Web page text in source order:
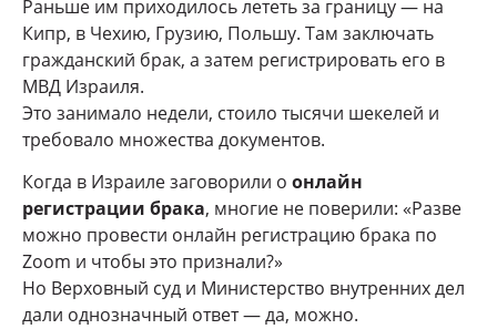
Раньше им приходилось лететь за границу — на
Кипр, в Чехию, Грузию, Польшу. Там заключать
гражданский брак, а затем регистрировать его в
МВД Израиля.
Это занимало недели, стоило тысячи шекелей и
требовало множества документов.
Когда в Израиле заговорили о онлайн
регистрации брака, многие не поверили: «Разве
можно провести онлайн регистрацию брака по
Zoom и чтобы это признали?»
Но Верховный суд и Министерство внутренних дел
дали однозначный ответ — да, можно.